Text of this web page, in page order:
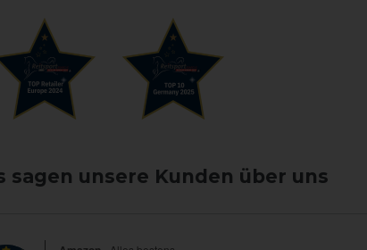
sagen unsere Kunden über uns